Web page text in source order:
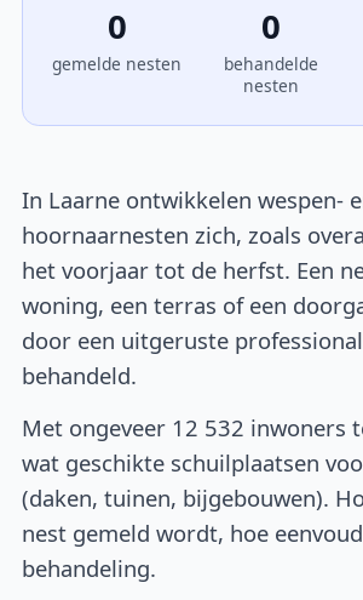
0
gemelde nesten
0
behandelde
nesten
In Laarne ontwikkelen wespen-
hoornaarnesten zich, zoals
het voorjaar tot de herfst. Een
woning, een terras of een
door een uitgeruste
behandeld.
Met ongeveer 12 532 inwoners
wat geschikte schuilplaatsen
(daken, tuinen, bijgebouwen).
nest gemeld wordt, hoe
behandeling.